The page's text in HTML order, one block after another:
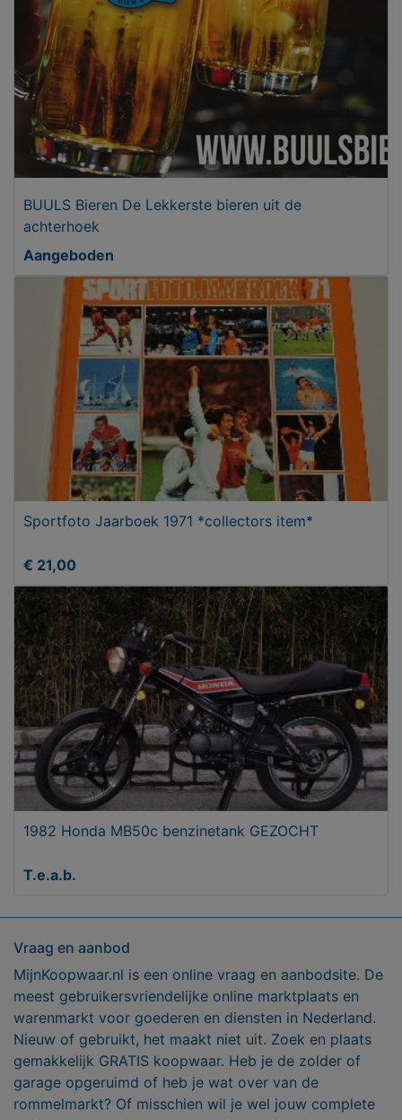
BUULS Bieren De Lekkerste bieren uit de
achterhoek
Aangeboden
Sportfoto Jaarboek 1971 *collectors item*
€ 21,00
1982 Honda MB50c benzinetank GEZOCHT
T.e.a.b.
Vraag en aanbod
MijnKoopwaar.nl is een online vraag en aanbodsite. De
meest gebruikersvriendelijke online marktplaats en
warenmarkt voor goederen en diensten in Nederland.
Nieuw of gebruikt, het maakt niet uit. Zoek en plaats
gemakkelijk GRATIS koopwaar. Heb je de zolder of
garage opgeruimd of heb je wat over van de
rommelmarkt? Of misschien wil je wel jouw complete